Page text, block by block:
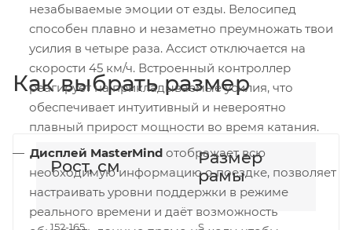
незабываемые эмоции от езды. Велосипед
способен плавно и незаметно преумножать твои
усилия в четыре раза. Ассист отключается на
скорости 45 км/ч. Встроенный контроллер
реагирует на прикладываемые усилия, что
обеспечивает интуитивный и невероятно
плавный прирост мощности во время катания.
Дисплей MasterMind отображает всю
необходимую информацию о поездке, позволяет
настраивать уровни поддержки в режиме
реального времени и даёт возможность
Как выбрать размер
Рост, см
Размер
рамы
152-165 S